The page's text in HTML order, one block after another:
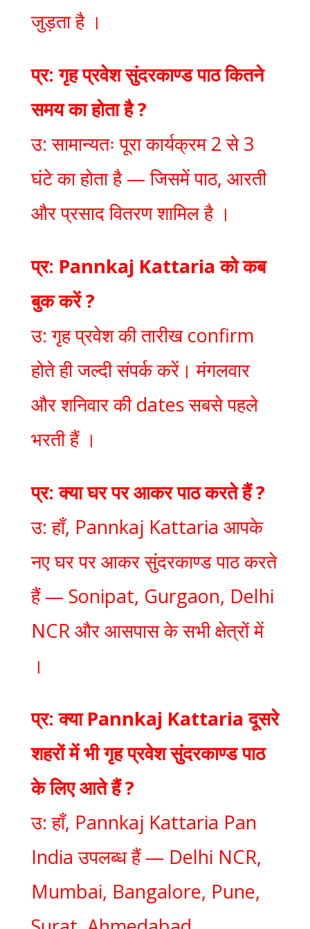
जुड़ता है ।
प्र: गृह प्रवेश सुंदरकाण्ड पाठ कितने
समय का होता है ?
उ: सामान्यतः पूरा कार्यक्रम 2 से 3
घंटे का होता है — जिसमें पाठ, आरती
और प्रसाद वितरण शामिल है ।
प्र: Pannkaj Kattaria को कब
बुक करें ?
उ: गृह प्रवेश की तारीख confirm
होते ही जल्दी संपर्क करें। मंगलवार
और शनिवार की dates सबसे पहले
भरती हैं ।
प्र: क्या घर पर आकर पाठ करते हैं ?
उ: हाँ, Pannkaj Kattaria आपके
नए घर पर आकर सुंदरकाण्ड पाठ करते
हैं — Sonipat, Gurgaon, Delhi
NCR और आसपास के सभी क्षेत्रों में
।
प्र: क्या Pannkaj Kattaria दूसरे
शहरों में भी गृह प्रवेश सुंदरकाण्ड पाठ
के लिए आते हैं ?
उ: हाँ, Pannkaj Kattaria Pan
India उपलब्ध हैं — Delhi NCR,
Mumbai, Bangalore, Pune,